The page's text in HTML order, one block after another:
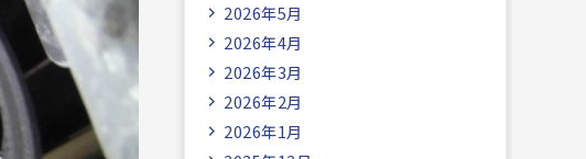
2026年5月
2026年4月
2026年3月
2026年2月
2026年1月